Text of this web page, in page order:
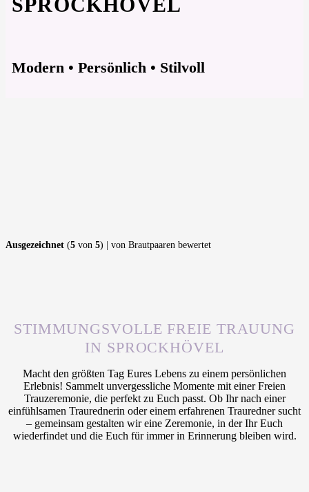
Modern • Persönlich • Stilvoll
Ausgezeichnet (5 von 5) | von Brautpaaren bewertet
STIMMUNGSVOLLE FREIE TRAUUNG
IN SPROCKHÖVEL
Macht den größten Tag Eures Lebens zu einem persönlichen
Erlebnis! Sammelt unvergessliche Momente mit einer Freien
Trauzeremonie, die perfekt zu Euch passt. Ob Ihr nach einer
einfühlsamen Traurednerin oder einem erfahrenen Trauredner sucht
– gemeinsam gestalten wir eine Zeremonie, in der Ihr Euch
wiederfindet und die Euch für immer in Erinnerung bleiben wird.